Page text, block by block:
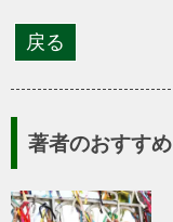
著者のおすすめ